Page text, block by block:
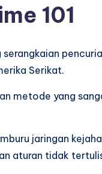
101
Serikat.
metode yang
jaringan
aturan tidak